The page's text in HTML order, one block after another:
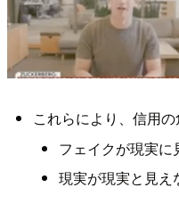
これらにより、信用
フェイクが現実に
現実が現実と見え